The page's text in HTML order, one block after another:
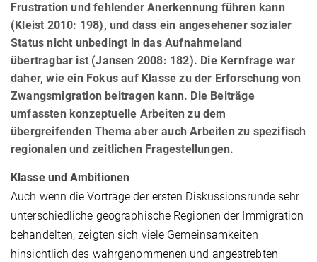
Frustration und fehlender Anerkennung führen kann
(Kleist 2010: 198), und dass ein angesehener sozialer
Status nicht unbedingt in das Aufnahmeland
übertragbar ist (Jansen 2008: 182). Die Kernfrage war
daher, wie ein Fokus auf Klasse zu der Erforschung von
Zwangsmigration beitragen kann. Die Beiträge
umfassten konzeptuelle Arbeiten zu dem
übergreifenden Thema aber auch Arbeiten zu spezifisch
regionalen und zeitlichen Fragestellungen.
Klasse und Ambitionen
Auch wenn die Vorträge der ersten Diskussionsrunde sehr
unterschiedliche geographische Regionen der Immigration
behandelten, zeigten sich viele Gemeinsamkeiten
hinsichtlich des wahrgenommenen und angestrebten